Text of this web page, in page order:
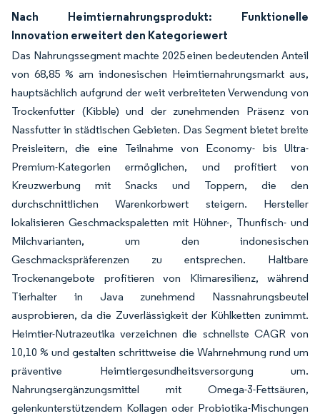
Nach Heimtiernahrungsprodukt: Funktionelle
Innovation erweitert den Kategoriewert
Das Nahrungssegment machte 2025 einen bedeutenden Anteil
von 68,85 % am indonesischen Heimtiernahrungsmarkt aus,
hauptsächlich aufgrund der weit verbreiteten Verwendung von
Trockenfutter (Kibble) und der zunehmenden Präsenz von
Nassfutter in städtischen Gebieten. Das Segment bietet breite
Preisleitern, die eine Teilnahme von Economy- bis Ultra-
Premium-Kategorien ermöglichen, und profitiert von
Kreuzwerbung mit Snacks und Toppern, die den
durchschnittlichen Warenkorbwert steigern. Hersteller
lokalisieren Geschmackspaletten mit Hühner-, Thunfisch- und
Milchvarianten, um den indonesischen
Geschmackspräferenzen zu entsprechen. Haltbare
Trockenangebote profitieren von Klimaresilienz, während
Tierhalter in Java zunehmend Nassnahrungsbeutel
ausprobieren, da die Zuverlässigkeit der Kühlketten zunimmt.
Heimtier-Nutrazeutika verzeichnen die schnellste CAGR von
10,10 % und gestalten schrittweise die Wahrnehmung rund um
präventive Heimtiergesundheitsversorgung um.
Nahrungsergänzungsmittel mit Omega-3-Fettsäuren,
gelenkunterstützendem Kollagen oder Probiotika-Mischungen